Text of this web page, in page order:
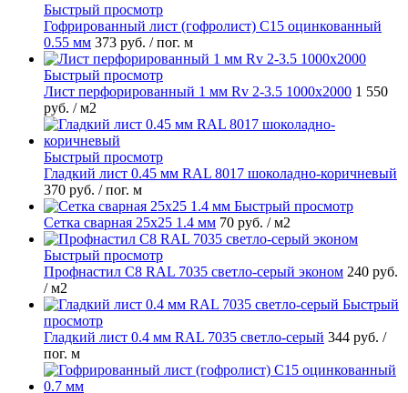
Быстрый просмотр
Гофрированный лист (гофролист) С15 оцинкованный
0.55 мм 373 руб. / пог. м
Быстрый просмотр
Лист перфорированный 1 мм Rv 2-3.5 1000х2000 1 550
руб. / м2
Быстрый просмотр
Гладкий лист 0.45 мм RAL 8017 шоколадно-коричневый
370 руб. / пог. м
Быстрый просмотр
Сетка сварная 25х25 1.4 мм 70 руб. / м2
Быстрый просмотр
Профнастил С8 RAL 7035 светло-серый эконом 240 руб.
/ м2
Быстрый
просмотр
Гладкий лист 0.4 мм RAL 7035 светло-серый 344 руб. /
пог. м